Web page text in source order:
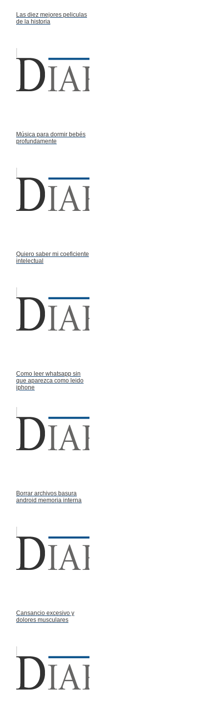
Las diez mejores peliculas
de la historia
Música para dormir bebés
profundamente
Quiero saber mi coeficiente
intelectual
Como leer whatsapp sin
que aparezca como leido
iphone
Borrar archivos basura
android memoria interna
Cansancio excesivo y
dolores musculares